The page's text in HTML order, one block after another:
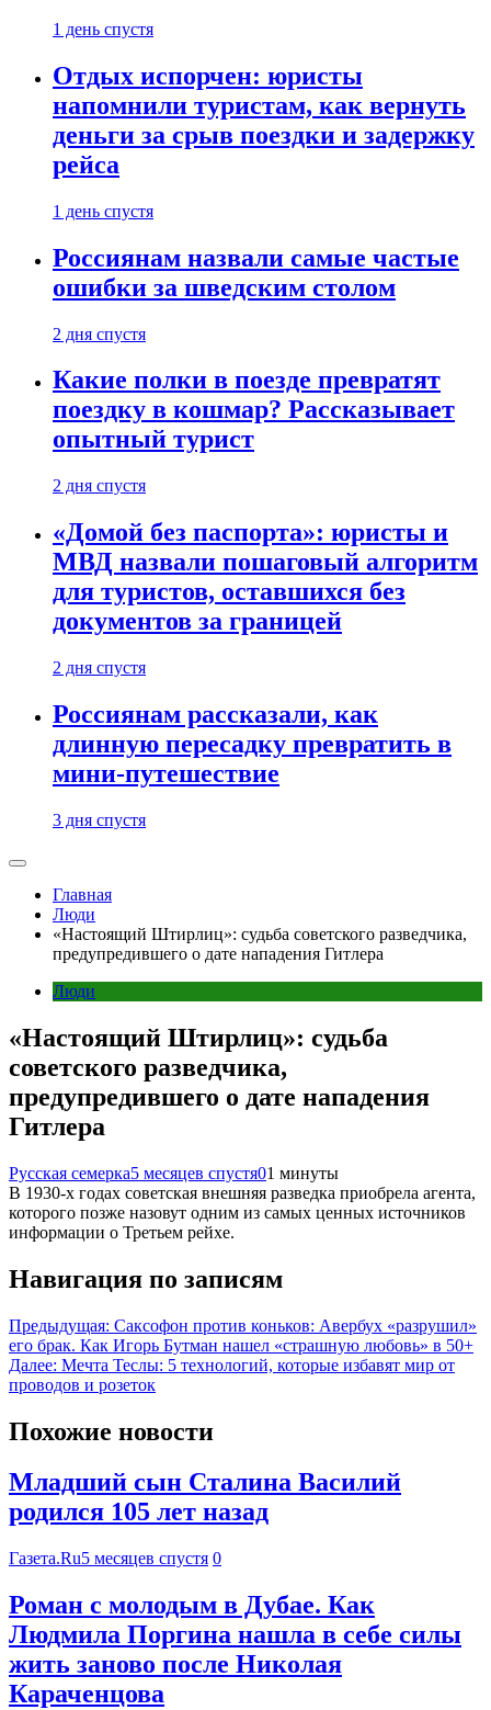
1 день спустя
Отдых испорчен: юристы
напомнили туристам, как вернуть
деньги за срыв поездки и задержку
рейса
1 день спустя
Россиянам назвали самые частые
ошибки за шведским столом
2 дня спустя
Какие полки в поезде превратят
поездку в кошмар? Рассказывает
опытный турист
2 дня спустя
«Домой без паспорта»: юристы и
МВД назвали пошаговый алгоритм
для туристов, оставшихся без
документов за границей
2 дня спустя
Россиянам рассказали, как
длинную пересадку превратить в
мини-путешествие
3 дня спустя
Главная
Люди
«Настоящий Штирлиц»: судьба советского разведчика,
предупредившего о дате нападения Гитлера
Люди
«Настоящий Штирлиц»: судьба
советского разведчика,
предупредившего о дате нападения
Гитлера
Русская семерка5 месяцев спустя01 минуты
В 1930-х годах советская внешняя разведка приобрела агента,
которого позже назовут одним из самых ценных источников
информации о Третьем рейхе.
Навигация по записям
Предыдущая: Саксофон против коньков: Авербух «разрушил»
его брак. Как Игорь Бутман нашел «страшную любовь» в 50+
Далее: Мечта Теслы: 5 технологий, которые избавят мир от
проводов и розеток
Похожие новости
Младший сын Сталина Василий
родился 105 лет назад
Газета.Ru5 месяцев спустя 0
Роман с молодым в Дубае. Как
Людмила Поргина нашла в себе силы
жить заново после Николая
Караченцова